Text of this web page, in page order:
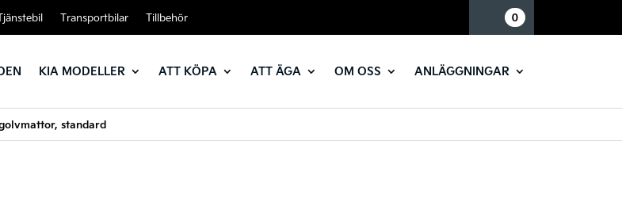
Transportbilar Tillbehör 0
KIA MODELLER ATT KÖPA ATT ÄGA OM OSS ANLÄGGNINGAR
standard